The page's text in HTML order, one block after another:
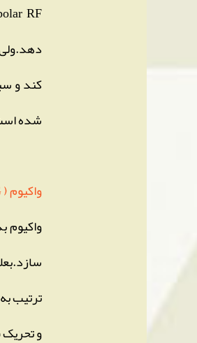
شده
واکیوم ( LPG)
واکیوم
ترتیب
و